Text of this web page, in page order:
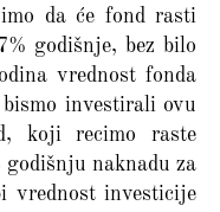
da će fond rasti
godišnje, bez bilo
vrednost fonda
investirali ovu
koji recimo raste
naknadu za
vrednost investicije